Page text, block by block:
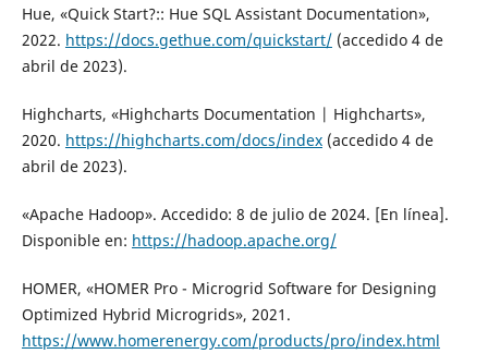
Hue, «Quick Start?:: Hue SQL Assistant Documentation»,
2022. https://docs.gethue.com/quickstart/(accedido 4 de
abril de 2023).
Highcharts, «Highcharts Documentation | Highcharts»,
2020. https://highcharts.com/docs/index(accedido 4 de
abril de 2023).
«Apache Hadoop». Accedido: 8 de julio de 2024. [En línea].
Disponible en: https://hadoop.apache.org/
HOMER, «HOMER Pro - Microgrid Software for Designing
Optimized Hybrid Microgrids», 2021.
https://www.homerenergy.com/products/pro/index.html